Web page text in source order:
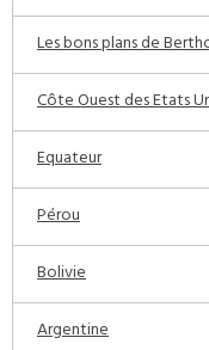
Les bons plans de
Côte Ouest des Etats
Equateur
Pérou
Bolivie
Argentine